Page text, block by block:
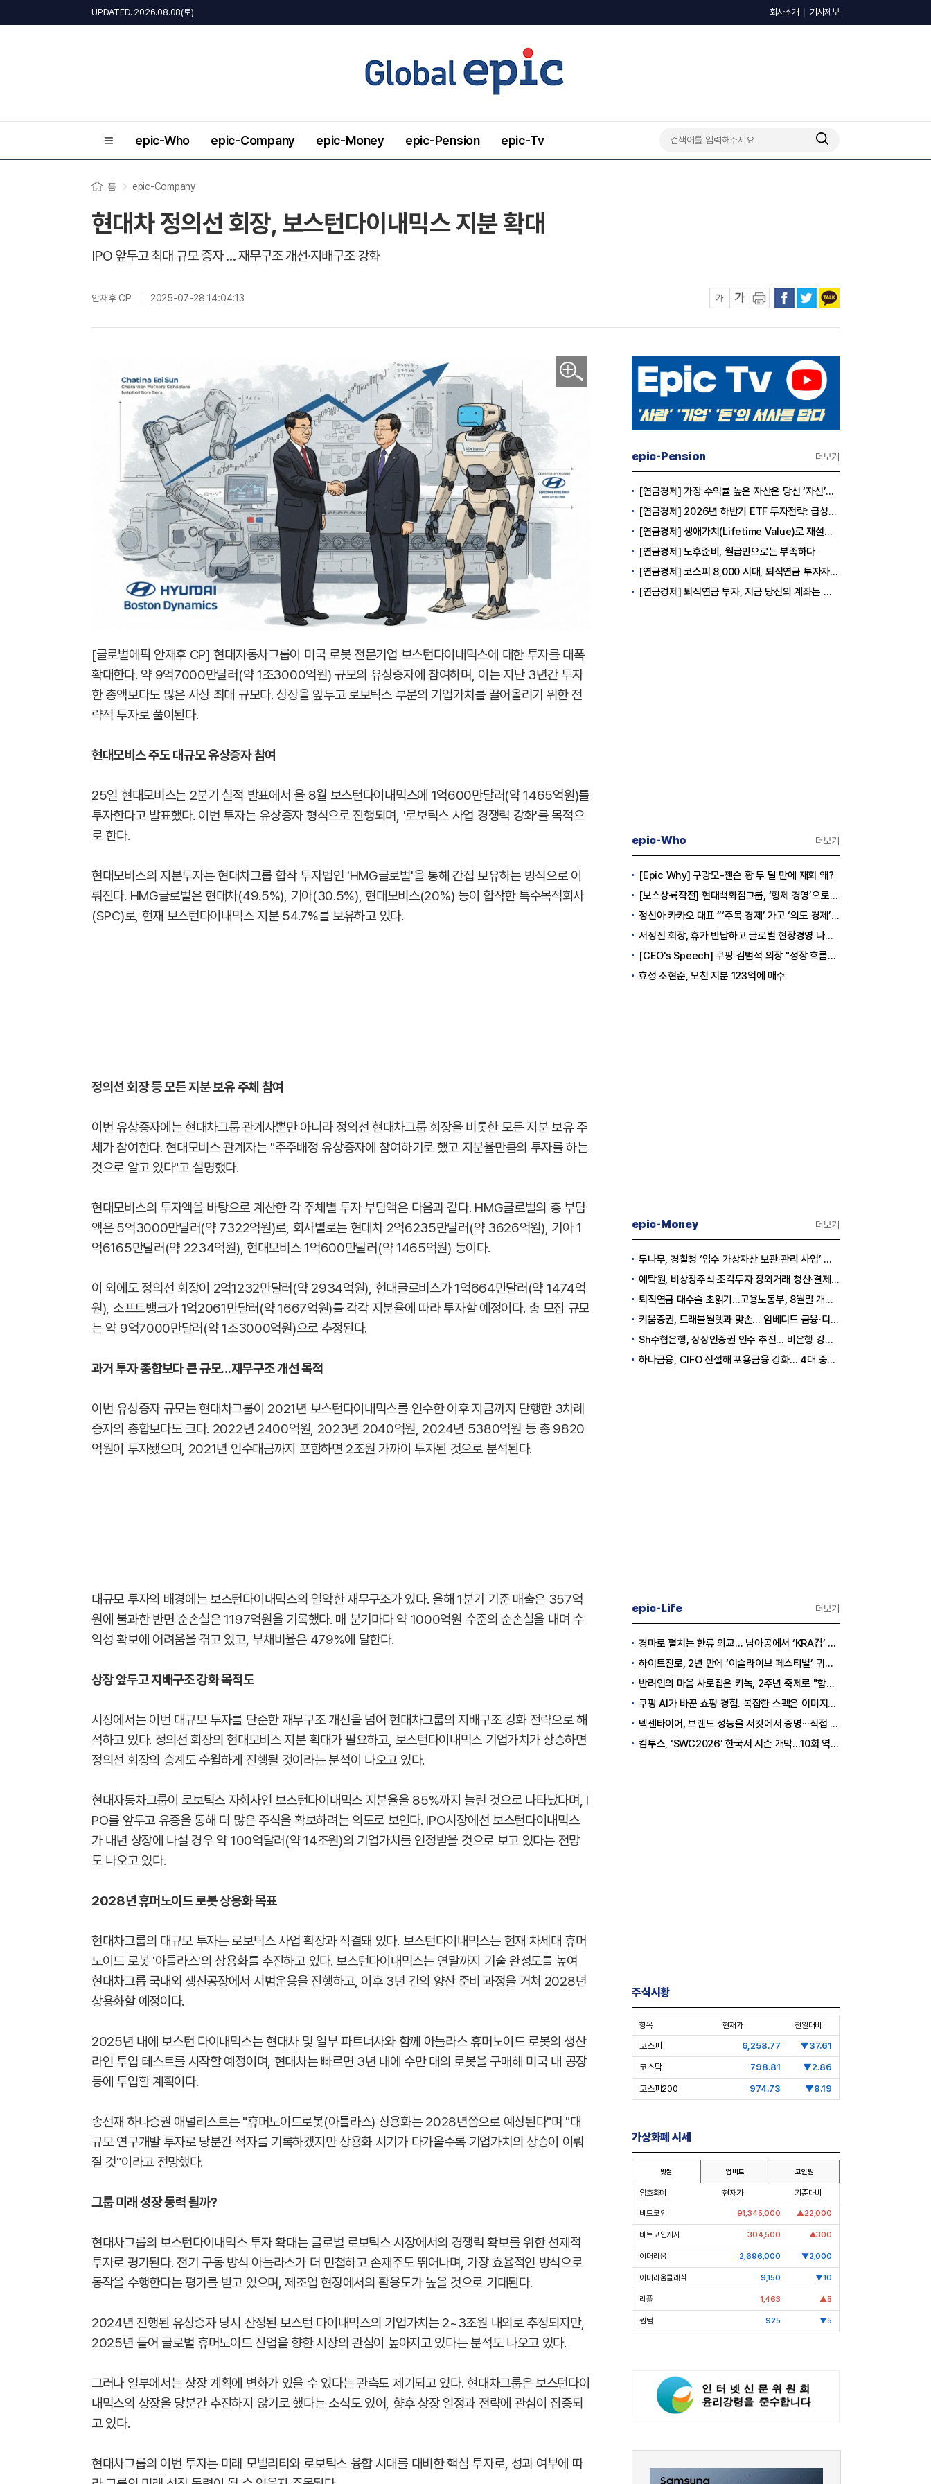
UPDATED. 2026.08.08(토) 회사소개 기사제보
epic-Who epic-Company epic-Money epic-Pension epic-Tv
홈 epic-Company
현대차 정의선 회장, 보스턴다이내믹스 지분 확대
IPO 앞두고 최대 규모 증자 … 재무구조 개선·지배구조 강화
안재후 CP 2025-07-28 14:04:13
이미지 확대보기
[글로벌에픽 안재후 CP] 현대자동차그룹이 미국 로봇 전문기업 보스턴다이내믹스에 대한 투자를 대폭
확대한다. 약 9억7000만달러(약 1조3000억원) 규모의 유상증자에 참여하며, 이는 지난 3년간 투자
한 총액보다도 많은 사상 최대 규모다. 상장을 앞두고 로보틱스 부문의 기업가치를 끌어올리기 위한 전
략적 투자로 풀이된다.
현대모비스 주도 대규모 유상증자 참여
25일 현대모비스는 2분기 실적 발표에서 올 8월 보스턴다이내믹스에 1억600만달러(약 1465억원)를
투자한다고 발표했다. 이번 투자는 유상증자 형식으로 진행되며, '로보틱스 사업 경쟁력 강화'를 목적으
로 한다.
현대모비스의 지분투자는 현대차그룹 합작 투자법인 'HMG글로벌'을 통해 간접 보유하는 방식으로 이
뤄진다. HMG글로벌은 현대차(49.5%), 기아(30.5%), 현대모비스(20%) 등이 합작한 특수목적회사
(SPC)로, 현재 보스턴다이내믹스 지분 54.7%를 보유하고 있다.
정의선 회장 등 모든 지분 보유 주체 참여
이번 유상증자에는 현대차그룹 관계사뿐만 아니라 정의선 현대차그룹 회장을 비롯한 모든 지분 보유 주
체가 참여한다. 현대모비스 관계자는 "주주배정 유상증자에 참여하기로 했고 지분율만큼의 투자를 하는
것으로 알고 있다"고 설명했다.
현대모비스의 투자액을 바탕으로 계산한 각 주체별 투자 부담액은 다음과 같다. HMG글로벌의 총 부담
액은 5억3000만달러(약 7322억원)로, 회사별로는 현대차 2억6235만달러(약 3626억원), 기아 1
억6165만달러(약 2234억원), 현대모비스 1억600만달러(약 1465억원) 등이다.
이 외에도 정의선 회장이 2억1232만달러(약 2934억원), 현대글로비스가 1억664만달러(약 1474억
원), 소프트뱅크가 1억2061만달러(약 1667억원)를 각각 지분율에 따라 투자할 예정이다. 총 모집 규모
는 약 9억7000만달러(약 1조3000억원)으로 추정된다.
과거 투자 총합보다 큰 규모...재무구조 개선 목적
이번 유상증자 규모는 현대차그룹이 2021년 보스턴다이내믹스를 인수한 이후 지금까지 단행한 3차례
증자의 총합보다도 크다. 2022년 2400억원, 2023년 2040억원, 2024년 5380억원 등 총 9820
억원이 투자됐으며, 2021년 인수대금까지 포함하면 2조원 가까이 투자된 것으로 분석된다.
대규모 투자의 배경에는 보스턴다이내믹스의 열악한 재무구조가 있다. 올해 1분기 기준 매출은 357억
원에 불과한 반면 순손실은 1197억원을 기록했다. 매 분기마다 약 1000억원 수준의 순손실을 내며 수
익성 확보에 어려움을 겪고 있고, 부채비율은 479%에 달한다.
상장 앞두고 지배구조 강화 목적도
시장에서는 이번 대규모 투자를 단순한 재무구조 개선을 넘어 현대차그룹의 지배구조 강화 전략으로 해
석하고 있다. 정의선 회장의 현대모비스 지분 확대가 필요하고, 보스턴다이내믹스 기업가치가 상승하면
정의선 회장의 승계도 수월하게 진행될 것이라는 분석이 나오고 있다.
현대자동차그룹이 로보틱스 자회사인 보스턴다이내믹스 지분율을 85%까지 늘린 것으로 나타났다며, I
PO를 앞두고 유증을 통해 더 많은 주식을 확보하려는 의도로 보인다. IPO시장에선 보스턴다이내믹스
가 내년 상장에 나설 경우 약 100억달러(약 14조원)의 기업가치를 인정받을 것으로 보고 있다는 전망
도 나오고 있다.
2028년 휴머노이드 로봇 상용화 목표
현대차그룹의 대규모 투자는 로보틱스 사업 확장과 직결돼 있다. 보스턴다이내믹스는 현재 차세대 휴머
노이드 로봇 '아틀라스'의 상용화를 추진하고 있다. 보스턴다이내믹스는 연말까지 기술 완성도를 높여
현대차그룹 국내외 생산공장에서 시범운용을 진행하고, 이후 3년 간의 양산 준비 과정을 거쳐 2028년
상용화할 예정이다.
2025년 내에 보스턴 다이내믹스는 현대차 및 일부 파트너사와 함께 아틀라스 휴머노이드 로봇의 생산
라인 투입 테스트를 시작할 예정이며, 현대차는 빠르면 3년 내에 수만 대의 로봇을 구매해 미국 내 공장
등에 투입할 계획이다.
송선재 하나증권 애널리스트는 "휴머노이드로봇(아틀라스) 상용화는 2028년쯤으로 예상된다"며 "대
규모 연구개발 투자로 당분간 적자를 기록하겠지만 상용화 시기가 다가올수록 기업가치의 상승이 이뤄
질 것"이라고 전망했다.
그룹 미래 성장 동력 될까?
현대차그룹의 보스턴다이내믹스 투자 확대는 글로벌 로보틱스 시장에서의 경쟁력 확보를 위한 선제적
투자로 평가된다. 전기 구동 방식 아틀라스가 더 민첩하고 손재주도 뛰어나며, 가장 효율적인 방식으로
동작을 수행한다는 평가를 받고 있으며, 제조업 현장에서의 활용도가 높을 것으로 기대된다.
2024년 진행된 유상증자 당시 산정된 보스턴 다이내믹스의 기업가치는 2~3조원 내외로 추정되지만,
2025년 들어 글로벌 휴머노이드 산업을 향한 시장의 관심이 높아지고 있다는 분석도 나오고 있다.
그러나 일부에서는 상장 계획에 변화가 있을 수 있다는 관측도 제기되고 있다. 현대차그룹은 보스턴다이
내믹스의 상장을 당분간 추진하지 않기로 했다는 소식도 있어, 향후 상장 일정과 전략에 관심이 집중되
고 있다.
현대차그룹의 이번 투자는 미래 모빌리티와 로보틱스 융합 시대를 대비한 핵심 투자로, 성과 여부에 따
epic-Pension 더보기
[연금경제] 가장 수익률 높은 자산은 당신 ‘자신’이다
[연금경제] 2026년 하반기 ETF 투자전략: 급성장의 상반기를 접고, 이제 '실적'이 가르는 하반기를 맞다
[연금경제] 생애가치(Lifetime Value)로 재설계하는 은퇴 후 안정적 생활보장과 평생소득 전략
[연금경제] 노후준비, 월급만으로는 부족하다
[연금경제] 코스피 8,000 시대, 퇴직연금 투자자는 왜 지금 FOMO를 경계해야 하는가
[연금경제] 퇴직연금 투자, 지금 당신의 계좌는 어느 편인가?
epic-Who 더보기
[Epic Why] 구광모-젠슨 황 두 달 만에 재회 왜?
[보스상륙작전] 현대백화점그룹, ‘형제 경영’으로 방향 틀었다
정신아 카카오 대표 “‘주목 경제’ 가고 ‘의도 경제’ 왔다”
서정진 회장, 휴가 반납하고 글로벌 현장경영 나선다
[CEO's Speech] 쿠팡 김범석 의장 "성장 흐름은 변하지 않았다"
효성 조현준, 모친 지분 123억에 매수
epic-Money 더보기
두나무, 경찰청 ‘압수 가상자산 보관·관리 사업’ 최종 낙찰
예탁원, 비상장주식·조각투자 장외거래 청산·결제 인프라 구축 착수
퇴직연금 대수술 초읽기…고용노동부, 8월말 개정안 발표
키움증권, 트래블월렛과 맞손… 임베디드 금융·디지털 자산 신사업 추진
Sh수협은행, 상상인증권 인수 추진… 비은행 강화 ‘금융그룹’ 도약 발판
하나금융, CIFO 신설해 포용금융 강화… 4대 중심축 중심 상반기 목표 60% 달성
epic-Life 더보기
경마로 펼치는 한류 외교… 남아공에서 ‘KRA컵’ 개최하는 한국마사회
하이트진로, 2년 만에 ‘이슬라이브 페스티벌’ 귀환…25,000명 규모 대확장
반려인의 마음 사로잡은 키녹, 2주년 축제로 "함께하는 즐거움"을 선물하다
쿠팡 AI가 바꾼 쇼핑 경험. 복잡한 스펙은 이미지로, 수백 개 리뷰는 한눈에…
넥센타이어, 브랜드 성능을 서킷에서 증명···직접 체험하는 고객 참여형 마케팅 확대
컴투스, ‘SWC2026’ 한국서 시즌 개막…10회 역사를 이어갈 챔피언은 누가 될까
주식시황
항목 현재가 전일대비
코스피 6,258.77 ▼37.61
코스닥 798.81 ▼2.86
코스피200 974.73 ▼8.19
가상화폐 시세
빗썸 업비트 코인원
암호화폐 현재가 기준대비
비트코인 91,345,000 ▲22,000
비트코인캐시 304,500 ▲300
이더리움 2,696,000 ▼2,000
이더리움클래식 9,150 ▼10
리플 1,463 ▲5
퀀텀 925 ▼5